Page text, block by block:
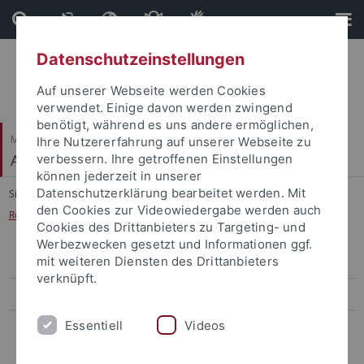
Direkt
zum
Inhalt
Direkt
zur
Fußleiste
Mathematisch-Naturwissenschaftliche Fakultät
Arbeitsbereich Informationsdienste
Sie sind hier: Startseite
...
Realtime- und On Demand Mediendienste im Internet
Einführung Internet-Technologien
Realtime- und On Demand Mediendienste im Internet
Datenschutzeinstellungen
Auf unserer Webseite werden Cookies
verwendet. Einige davon werden zwingend
benötigt, während es uns andere ermöglichen,
Ihre Nutzererfahrung auf unserer Webseite zu
verbessern. Ihre getroffenen Einstellungen
können jederzeit in unserer
Datenschutzerklärung bearbeitet werden. Mit
den Cookies zur Videowiedergabe werden auch
Cookies des Drittanbieters zu Targeting- und
Werbezwecken gesetzt und Informationen ggf.
mit weiteren Diensten des Drittanbieters
verknüpft.
Essentiell Videos